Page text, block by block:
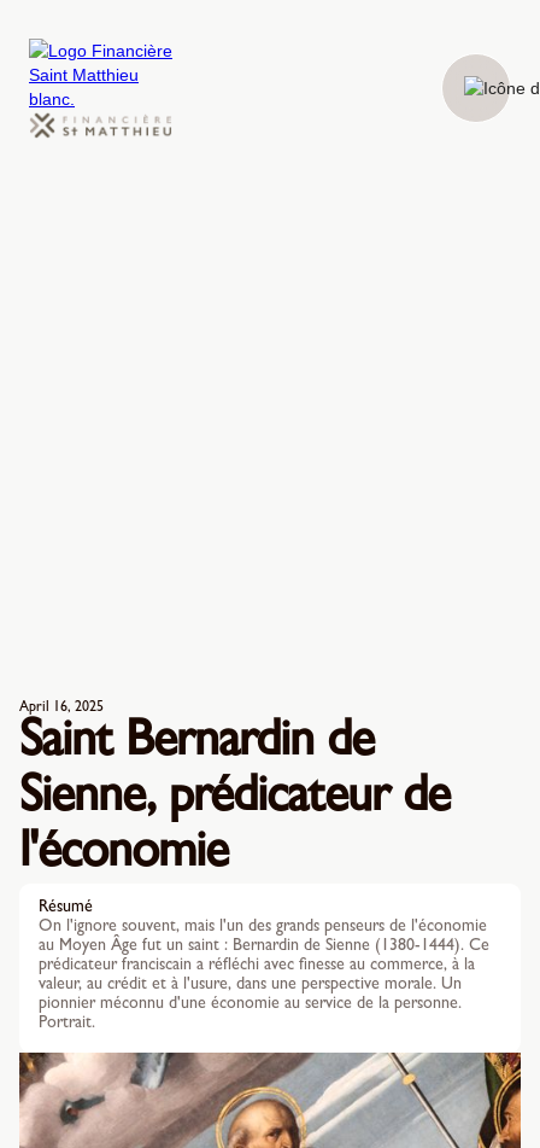
April 16, 2025
Saint Bernardin de
Sienne, prédicateur de
l'économie
Résumé
On l'ignore souvent, mais l'un des grands penseurs de l'économie
au Moyen Âge fut un saint : Bernardin de Sienne (1380-1444). Ce
prédicateur franciscain a réfléchi avec finesse au commerce, à la
valeur, au crédit et à l'usure, dans une perspective morale. Un
pionnier méconnu d'une économie au service de la personne.
Portrait.